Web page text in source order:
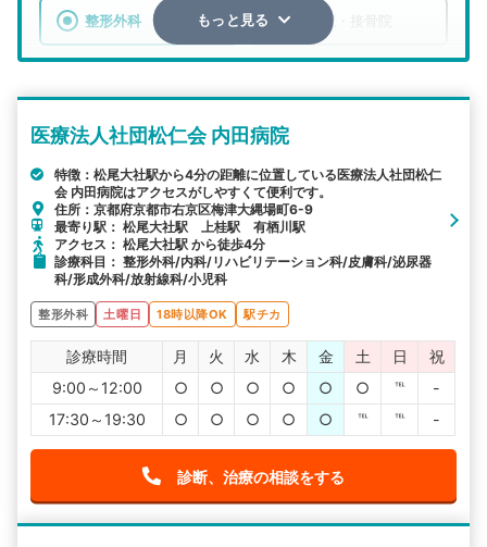
整形外科 整骨院・接骨院
検索する
詳細条件で絞り込む
その他の検索方法
駅から探す
もっと見る
医療法人社団松仁会 内田病院
特徴：松尾大社駅から4分の距離に位置している医療法人社団松仁
会 内田病院はアクセスがしやすくて便利です。
住所：京都府京都市右京区梅津大縄場町6-9
最寄り駅： 松尾大社駅 上桂駅 有栖川駅
アクセス： 松尾大社駅 から徒歩4分
診療科目： 整形外科/内科/リハビリテーション科/皮膚科/泌尿器
科/形成外科/放射線科/小児科
整形外科 土曜日 18時以降OK 駅チカ
診療時間 月 火 水 木 金 土 日
祝
9:00～12:00
○ ○ ○ ○ ○ ○ ℡
-
17:30～19:30
○ ○ ○ ○ ○ ℡ ℡ -
診断、治療の相談をする